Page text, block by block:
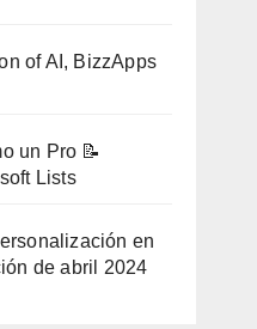
of AI, BizzApps
un Pro 📝
Lists
en
de abril 2024